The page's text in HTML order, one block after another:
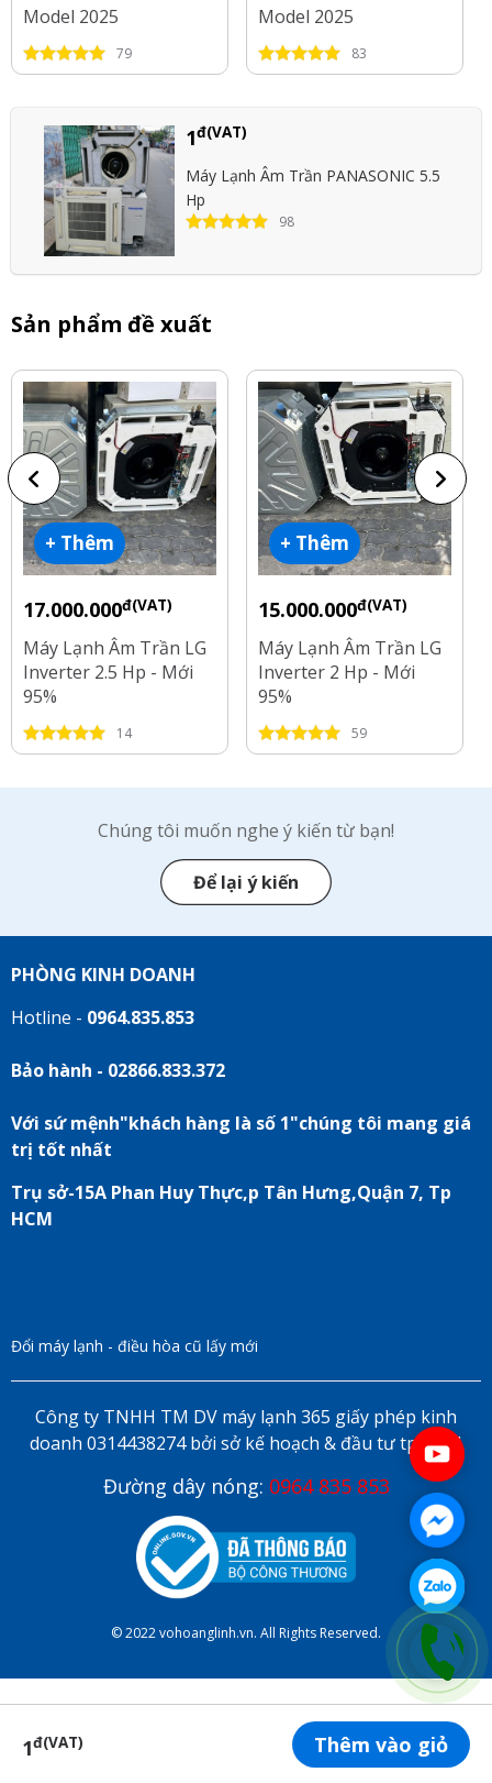
1đ(VAT) Thêm vào giỏ
Model 2025
79
Model 2025
83
1đ(VAT)
Máy Lạnh Âm Trần PANASONIC 5.5
Hp
98
Sản phẩm đề xuất
+ Thêm
17.000.000đ(VAT)
Máy Lạnh Âm Trần LG
Inverter 2.5 Hp - Mới
95%
14
+ Thêm
15.000.000đ(VAT)
Máy Lạnh Âm Trần LG
Inverter 2 Hp - Mới
95%
59
Chúng tôi muốn nghe ý kiến từ bạn!
Để lại ý kiến
PHÒNG KINH DOANH
Hotline - 0964.835.853
Bảo hành - 02866.833.372
Với sứ mệnh"khách hàng là số 1"chúng tôi mang giá
trị tốt nhất
Trụ sở-15A Phan Huy Thực,p Tân Hưng,Quận 7, Tp
HCM
Đổi máy lạnh - điều hòa cũ lấy mới
Công ty TNHH TM DV máy lạnh 365 giấy phép kinh
doanh 0314438274 bởi sở kế hoạch & đầu tư tp HCM
Đường dây nóng: 0964 835 853
© 2022 vohoanglinh.vn. All Rights Reserved.